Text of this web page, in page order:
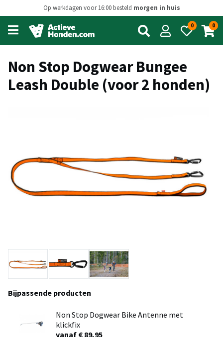
Op werkdagen voor 16:00 besteld morgen in huis
Open
main
menu
0 0
Non Stop Dogwear Bungee
Leash Double (voor 2 honden)
Bijpassende producten
Non Stop Dogwear Bike Antenne met
klickfix
vanaf € 89,95